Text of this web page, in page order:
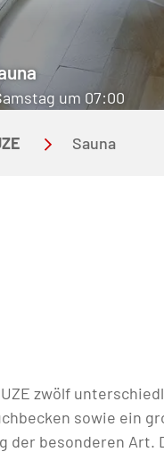
um 07:00
Sauna
zwölf
sowie ein
besonderen Art.